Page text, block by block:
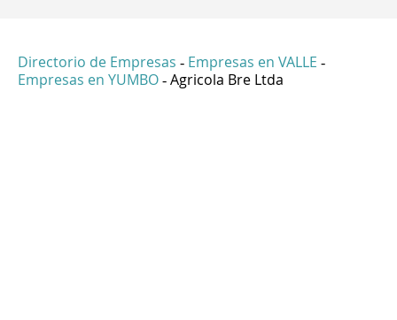
Directorio de Empresas - Empresas en VALLE -
Empresas en YUMBO - Agricola Bre Ltda